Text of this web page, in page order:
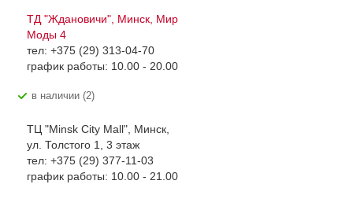
ТД "Ждановичи", Минск, Мир
Моды 4
тел: +375 (29) 313-04-70
график работы: 10.00 - 20.00
В наличии (2)
ТЦ "Minsk City Mall", Минск,
ул. Толстого 1, 3 этаж
тел: +375 (29) 377-11-03
график работы: 10.00 - 21.00